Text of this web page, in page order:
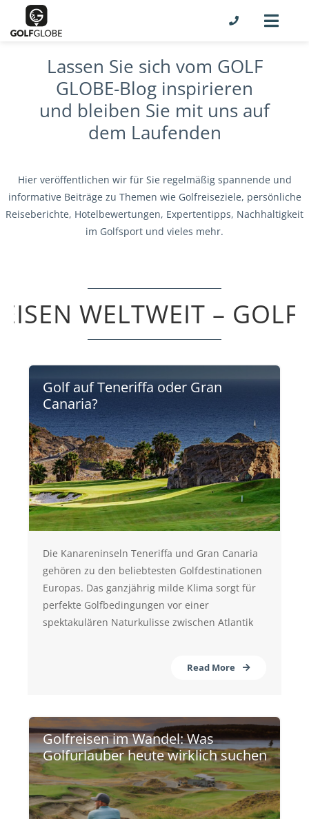
Lassen Sie sich vom GOLF
GLOBE-Blog inspirieren
und bleiben Sie mit uns auf
dem Laufenden
Hier veröffentlichen wir für Sie regelmäßig spannende und
informative Beiträge zu Themen wie Golfreiseziele, persönliche
Reiseberichte, Hotelbewertungen, Expertentipps, Nachhaltigkeit
im Golfsport und vieles mehr.
WELTWEIT – GOLF
Golf auf Teneriffa oder Gran
Canaria?
Die Kanareninseln Teneriffa und Gran Canaria
gehören zu den beliebtesten Golfdestinationen
Europas. Das ganzjährig milde Klima sorgt für
perfekte Golfbedingungen vor einer
spektakulären Naturkulisse zwischen Atlantik
Read More
Golfreisen im Wandel: Was
Golfurlauber heute wirklich suchen